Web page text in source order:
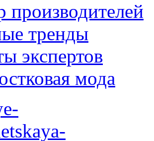
производителей
тренды
экспертов
мода